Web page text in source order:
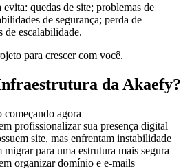
quedas de site; problemas de
de segurança; perda de
escalabilidade.
para crescer com você.
da Akaefy?
começando agora
profissionalizar sua presença digital
site, mas enfrentam instabilidade
migrar para uma estrutura mais segura
organizar domínio e e-mails